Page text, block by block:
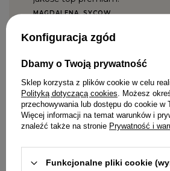
MAGDALENA, SYCOW
Konfiguracja zgód
Dbamy o Twoją prywatność
Sklep korzysta z plików cookie w celu
Polityką dotyczącą cookies. Możesz
przechowywania lub dostępu do cookie w
Więcej informacji na temat warunków i
znaleźć także na stronie Prywatność i
Funkcjonalne pliki cookie